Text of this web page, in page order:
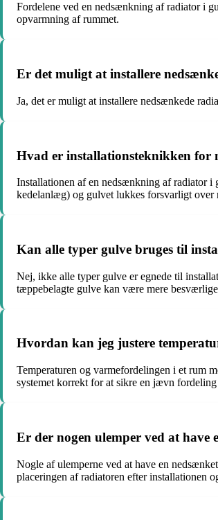
Fordelene ved en nedsænkning af radiator i
opvarmning af rummet.
Er det muligt at installere
Ja, det er muligt at installere nedsænkede
Hvad er installationsteknikken
Installationen af en nedsænkning af radiator
kedelanlæg) og gulvet lukkes forsvarligt over
Kan alle typer gulve bruges til
Nej, ikke alle typer gulve er egnede til
tæppebelagte gulve kan være mere
Hvordan kan jeg justere
Temperaturen og varmefordelingen i et rum
systemet korrekt for at sikre en jævn
Er der nogen ulemper ved at
Nogle af ulemperne ved at have en
placeringen af radiatoren efter installationen